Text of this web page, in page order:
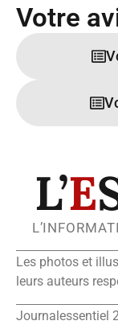
Votre
L’E
Les photos et
leurs auteurs
Journalessentiel